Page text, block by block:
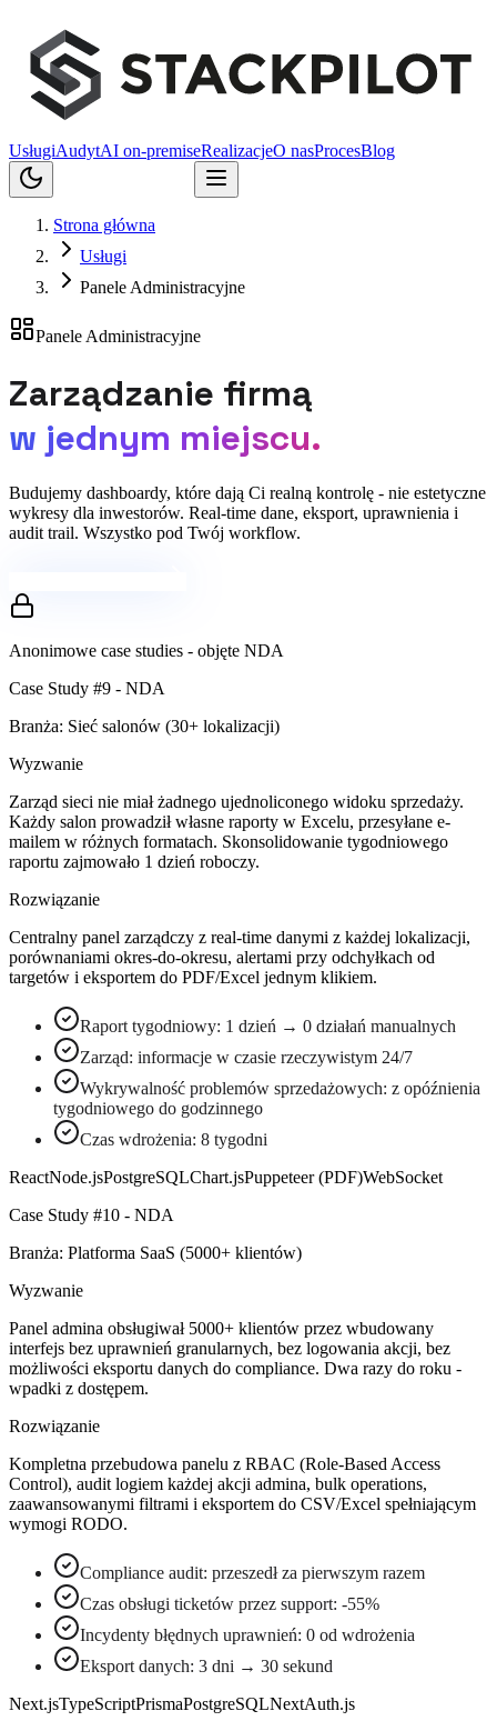
UsługiAudytAI on-premiseRealizacjeO nasProcesBlog
Strona główna
Usługi
Panele Administracyjne
Panele Administracyjne
Zarządzanie firmą
w jednym miejscu.
Budujemy dashboardy, które dają Ci realną kontrolę - nie estetyczne
wykresy dla inwestorów. Real-time dane, eksport, uprawnienia i
audit trail. Wszystko pod Twój workflow.
Anonimowe case studies - objęte NDA
Case Study #9 - NDA
Branża: Sieć salonów (30+ lokalizacji)
Wyzwanie
Zarząd sieci nie miał żadnego ujednoliconego widoku sprzedaży.
Każdy salon prowadził własne raporty w Excelu, przesyłane e-
mailem w różnych formatach. Skonsolidowanie tygodniowego
raportu zajmowało 1 dzień roboczy.
Rozwiązanie
Centralny panel zarządczy z real-time danymi z każdej lokalizacji,
porównaniami okres-do-okresu, alertami przy odchyłkach od
targetów i eksportem do PDF/Excel jednym klikiem.
Raport tygodniowy: 1 dzień → 0 działań manualnych
Zarząd: informacje w czasie rzeczywistym 24/7
Wykrywalność problemów sprzedażowych: z opóźnienia
tygodniowego do godzinnego
Czas wdrożenia: 8 tygodni
ReactNode.jsPostgreSQLChart.jsPuppeteer (PDF)WebSocket
Case Study #10 - NDA
Branża: Platforma SaaS (5000+ klientów)
Wyzwanie
Panel admina obsługiwał 5000+ klientów przez wbudowany
interfejs bez uprawnień granularnych, bez logowania akcji, bez
możliwości eksportu danych do compliance. Dwa razy do roku -
wpadki z dostępem.
Rozwiązanie
Kompletna przebudowa panelu z RBAC (Role-Based Access
Control), audit logiem każdej akcji admina, bulk operations,
zaawansowanymi filtrami i eksportem do CSV/Excel spełniającym
wymogi RODO.
Compliance audit: przeszedł za pierwszym razem
Czas obsługi ticketów przez support: -55%
Incydenty błędnych uprawnień: 0 od wdrożenia
Eksport danych: 3 dni → 30 sekund
Next.jsTypeScriptPrismaPostgreSQLNextAuth.js